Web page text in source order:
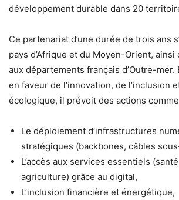
développement durable dans 20
Ce partenariat d’une durée de trois ans
pays d’Afrique et du Moyen-Orient, ainsi
aux départements français d’Outre-
en faveur de l’innovation, de l’inclusion
écologique, il prévoit des actions
Le déploiement d’infrastructures
stratégiques (backbones, câbles
L’accès aux services essentiels
agriculture) grâce au digital,
L’inclusion financière et énergétique,